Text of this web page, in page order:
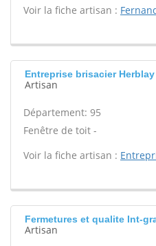
Voir la fiche artisan :
Entreprise brisacier Herblay
Artisan
Département: 95
Fenêtre de toit -
Voir la fiche artisan :
Fermetures et qualite Int-
Artisan